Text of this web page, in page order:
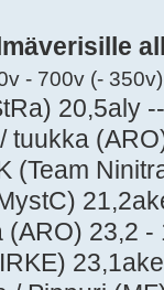
- 700v (- 350v)
20,5aly
tuukka
(Team
(ARO) 23,2 -